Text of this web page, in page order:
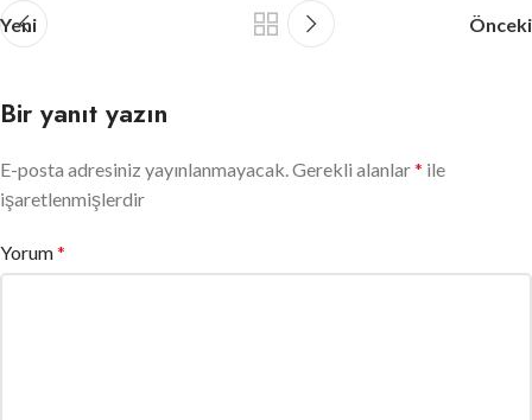
Yeni Önceki
Bir yanıt yazın
E-posta adresiniz yayınlanmayacak.Gerekli alanlar* ile
işaretlenmişlerdir
Yorum*